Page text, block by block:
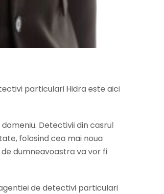
particulari Hidra este aici
Detectivii din casrul
folosind cea mai noua
dumneavoastra va vor fi
de detectivi particulari